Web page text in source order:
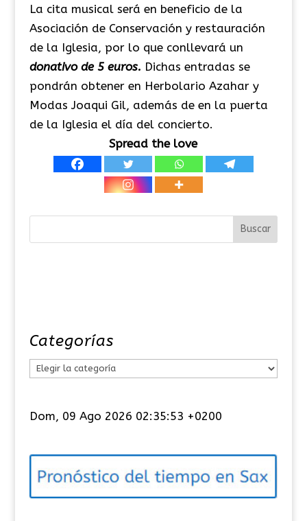
La cita musical será en beneficio de la
Asociación de Conservación y restauración
de la Iglesia, por lo que conllevará un
donativo de 5 euros. Dichas entradas se
pondrán obtener en Herbolario Azahar y
Modas Joaqui Gil, además de en la puerta
de la Iglesia el día del concierto.
Spread the love
Categorías
e
o
í
Dom, 09 Ago 2026 02:35:53 +0200